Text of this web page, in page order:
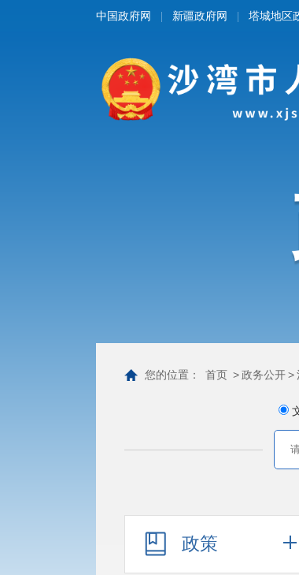
中国政府网 新疆政府网 塔城地区
您的位置： 首页 >政务公开>
政策